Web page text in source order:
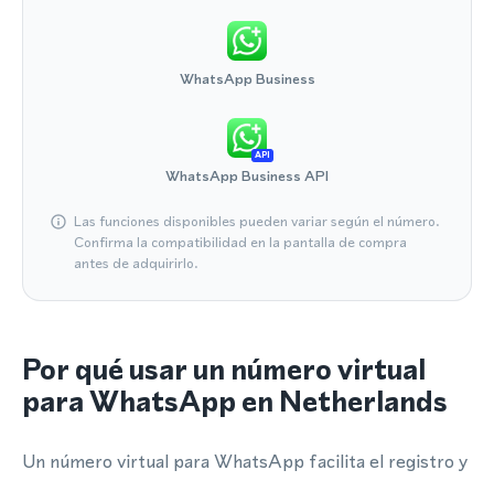
WhatsApp Business
API
WhatsApp Business API
Las funciones disponibles pueden variar según el número.
Confirma la compatibilidad en la pantalla de compra
antes de adquirirlo.
Por qué usar un número virtual
para WhatsApp en Netherlands
Un número virtual para WhatsApp facilita el registro y